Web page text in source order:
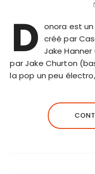
D onora est
créé par
Jake
par Jake Churton
la pop un peu